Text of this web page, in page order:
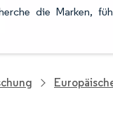
die Marken,